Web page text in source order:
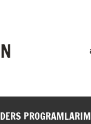
DERS PROGRAMLARIM